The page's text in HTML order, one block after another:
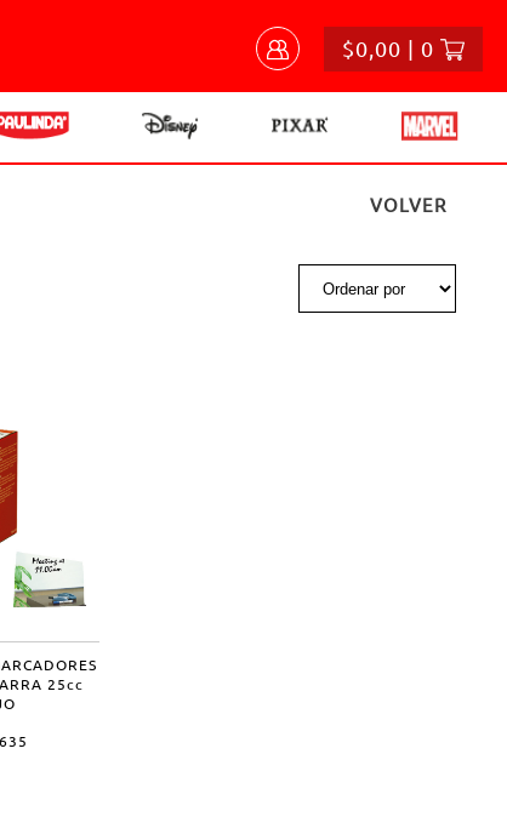
$0,00 | 0
VOLVER
25cc